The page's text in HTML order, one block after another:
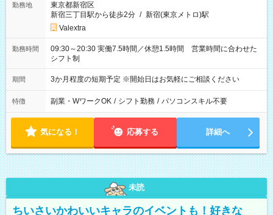
勤務地
東京都新宿区
新宿三丁目駅から徒歩2分 / 新宿(東京メトロ)駅
Valextra
勤務時間
09:30～20:30 実働7.5時間／休憩1.5時間 営業時間に合わせた
シフト制
期間 3か月程度の短期予定 ※開始日はお気軽にご相談ください
特徴 副業・WワークOK / シフト勤務 / パソコンスキル不要
気になる！ 応募する 詳細へ
未読
ちいさいかわいいキャラのイベントも！好きな